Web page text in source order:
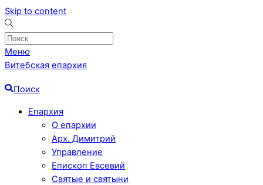
Skip to content
Меню
Витебская епархия
Поиск
Епархия
О епархии
Арх. Димитрий
Управление
Епископ Евсевий
Святые и святыни